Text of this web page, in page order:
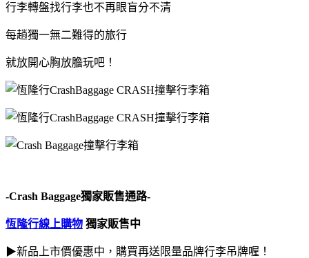
行李轉盤找行李也不再眼盲分不清
每趟獨一無二難得的旅行
就放開心胸放膽玩吧！
-Crash Baggage獨家販售通路-
恆隆行線上購物 獨家販售中
▶新品上市價優惠中，購買再送限量品牌行李吊牌喔！